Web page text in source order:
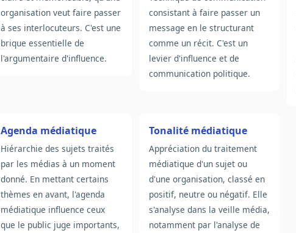
organisation veut faire passer
à ses interlocuteurs. C'est une
brique essentielle de
l'argumentaire d'influence.
consistant à faire passer un
message en le structurant
comme un récit. C'est un
levier d'influence et de
communication politique.
Agenda médiatique
Hiérarchie des sujets traités
par les médias à un moment
donné. En mettant certains
thèmes en avant, l'agenda
médiatique influence ceux
que le public juge importants,
Tonalité médiatique
Appréciation du traitement
médiatique d'un sujet ou
d'une organisation, classé en
positif, neutre ou négatif. Elle
s'analyse dans la veille média,
notamment par l'analyse de